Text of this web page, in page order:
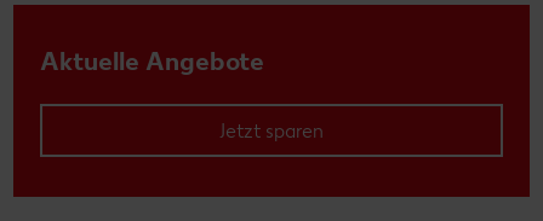
Aktuelle Angebote
Jetzt sparen